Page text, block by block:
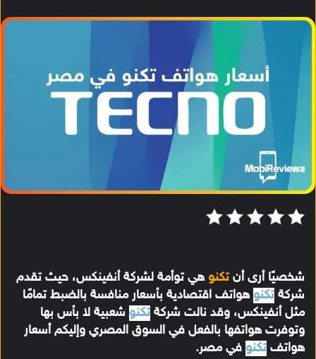
شخصيًا أرى أنتكنو هي توأمة لشركة أنفينكس، حيث تقدم
شركةتكنو هواتف اقتصادية بأسعار منافسة بالضبط تمامًا
مثل أنفينكس، وقد نالت شركةتكنو شعبية لا بأس بها
وتوفرت هواتفها بالفعل في السوق المصري وإليكم أسعار
هواتفتكنو في مصر.